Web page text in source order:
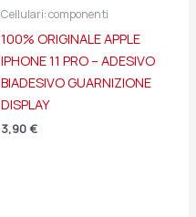
Cellulari: componenti
100% ORIGINALE APPLE
IPHONE 11 PRO – ADESIVO
BIADESIVO GUARNIZIONE
DISPLAY
3,90 €